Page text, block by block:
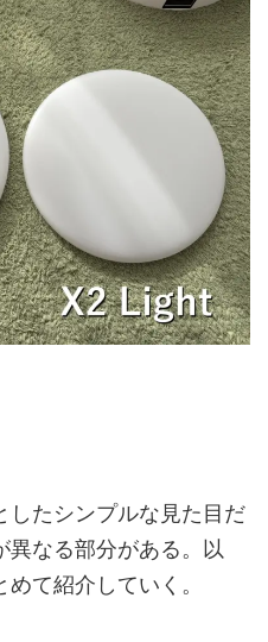
したシンプルな見た目だ
異なる部分がある。以
て紹介していく。